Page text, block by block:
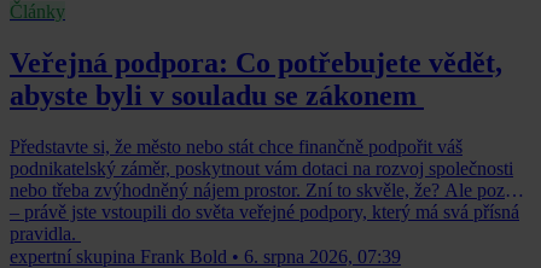
Články
Veřejná podpora: Co potřebujete vědět,
abyste byli v souladu se zákonem
Představte si, že město nebo stát chce finančně podpořit váš
podnikatelský záměr, poskytnout vám dotaci na rozvoj společnosti
nebo třeba zvýhodněný nájem prostor. Zní to skvěle, že? Ale pozor
– právě jste vstoupili do světa veřejné podpory, který má svá přísná
pravidla.
expertní skupina Frank Bold • 6. srpna 2026, 07:39